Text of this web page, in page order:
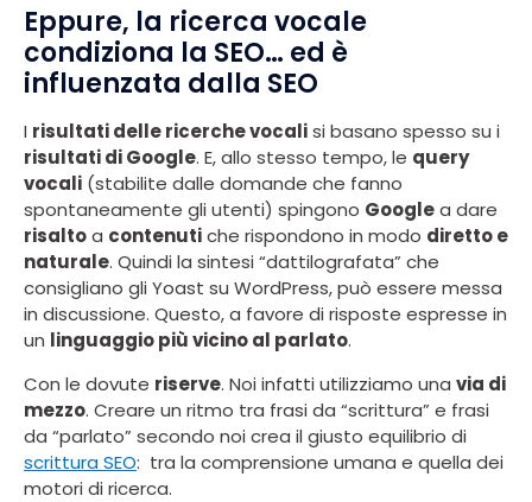
Eppure, la ricerca vocale
condiziona la SEO… ed è
influenzata dalla SEO
I risultati delle ricerche vocalisi basano spesso su i
risultati di Google. E, allo stesso tempo, le query
vocali (stabilite dalle domande che fanno
spontaneamente gli utenti) spingono Googlea dare
risaltoa contenutiche rispondono in modo diretto e
naturale. Quindi la sintesi “dattilografata” che
consigliano gli Yoast su WordPress, può essere messa
in discussione. Questo, a favore di risposte espresse in
un linguaggio più vicino al parlato.
Con le dovute riserve. Noi infatti utilizziamo una via di
mezzo. Creare un ritmo tra frasi da “scrittura” e frasi
da “parlato” secondo noi crea il giusto equilibrio di
scrittura SEO: tra la comprensione umana e quella dei
motori di ricerca.